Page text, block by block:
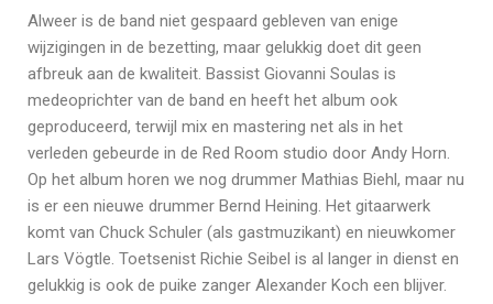
Alweer is de band niet gespaard gebleven van enige
wijzigingen in de bezetting, maar gelukkig doet dit geen
afbreuk aan de kwaliteit. Bassist Giovanni Soulas is
medeoprichter van de band en heeft het album ook
geproduceerd, terwijl mix en mastering net als in het
verleden gebeurde in de Red Room studio door Andy Horn.
Op het album horen we nog drummer Mathias Biehl, maar nu
is er een nieuwe drummer Bernd Heining. Het gitaarwerk
komt van Chuck Schuler (als gastmuzikant) en nieuwkomer
Lars Vögtle. Toetsenist Richie Seibel is al langer in dienst en
gelukkig is ook de puike zanger Alexander Koch een blijver.